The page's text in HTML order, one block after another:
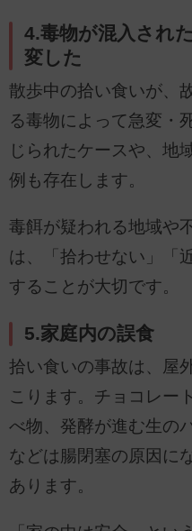
4.毒物が混入され
変した
散歩中の拾い食いが、
る毒物によって急変・
じられたケースや、地
例も存在します。
毒餌が疑われる地域や
は、「拾わせない」「
することが大切です。
5.家庭内の誤食
拾い食いの事故は、屋
こります。チョコレー
べ物、発酵が進む生の
などは腸閉塞の原因に
あります。